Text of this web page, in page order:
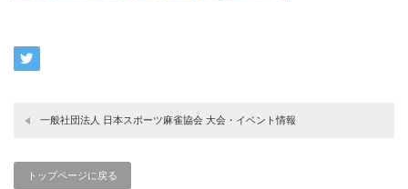
一般社団法人 日本スポーツ麻雀協会 大会・イベント情報
トップページに戻る